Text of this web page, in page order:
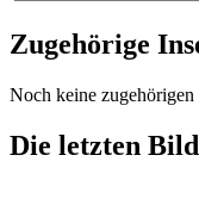
Zugehörige
Noch keine zugehörigen
Die letzten